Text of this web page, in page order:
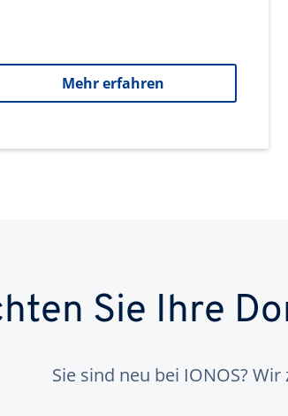
Mehr erfahren
Sie Ihre
Sie sind neu bei IONOS?